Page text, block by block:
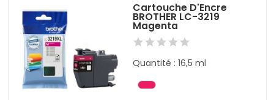
Cartouche D'Encre
BROTHER LC-3219
Magenta
Quantité : 16,5 ml